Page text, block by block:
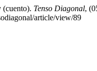
(cuento). Tenso Diagonal,
article/view/89